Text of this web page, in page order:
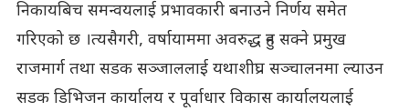
निकायबिच समन्वयलाई प्रभावकारी बनाउने निर्णय समेत
गरिएको छ ।त्यसैगरी, वर्षायाममा अवरुद्ध हुन सक्ने प्रमुख
राजमार्ग तथा सडक सञ्जाललाई यथाशीघ्र सञ्चालनमा ल्याउन
सडक डिभिजन कार्यालय र पूर्वाधार विकास कार्यालयलाई